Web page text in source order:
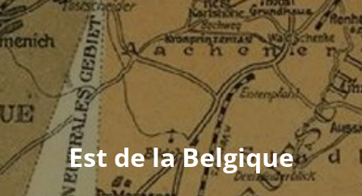
Est de la Belgique